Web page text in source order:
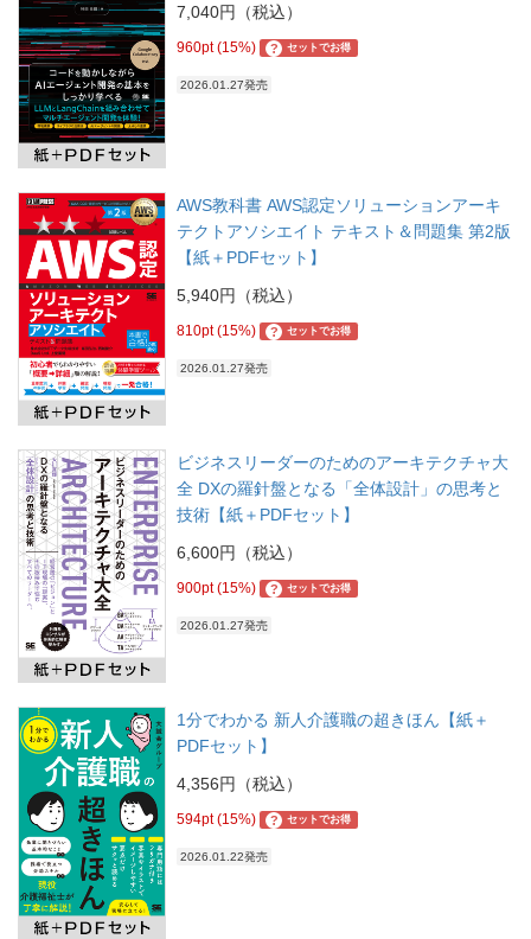
7,040円（税込）
960pt (15%) ? セットでお得
2026.01.27発売
AWS教科書 AWS認定ソリューションアーキ
テクトアソシエイト テキスト＆問題集 第2版
【紙＋PDFセット】
5,940円（税込）
810pt (15%) ? セットでお得
2026.01.27発売
ビジネスリーダーのためのアーキテクチャ大
全 DXの羅針盤となる「全体設計」の思考と
技術【紙＋PDFセット】
6,600円（税込）
900pt (15%) ? セットでお得
2026.01.27発売
1分でわかる 新人介護職の超きほん【紙＋
PDFセット】
4,356円（税込）
594pt (15%) ? セットでお得
2026.01.22発売